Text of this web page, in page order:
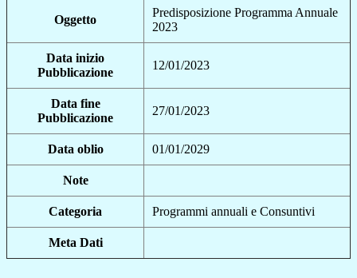
Oggetto
Predisposizione Programma Annuale
2023
Data inizio
Pubblicazione
12/01/2023
Data fine
Pubblicazione
27/01/2023
Data oblio 01/01/2029
Note
Categoria Programmi annuali e Consuntivi
Meta Dati